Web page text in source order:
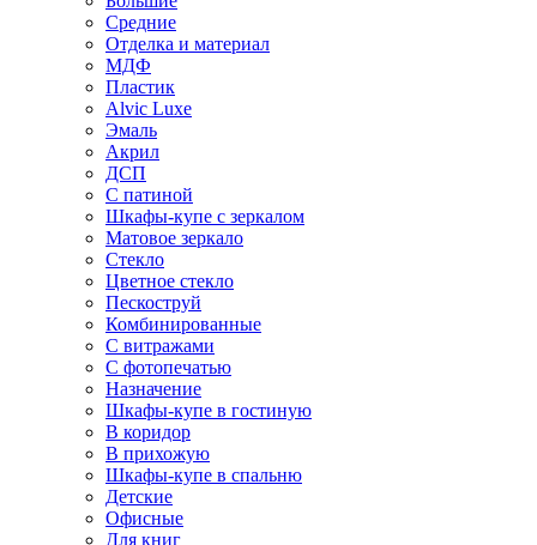
Средние
Отделка и материал
МДФ
Пластик
Alvic Luxe
Эмаль
Акрил
ДСП
С патиной
Шкафы-купе с зеркалом
Матовое зеркало
Стекло
Цветное стекло
Пескоструй
Комбинированные
С витражами
С фотопечатью
Назначение
Шкафы-купе в гостиную
В коридор
В прихожую
Шкафы-купе в спальню
Детские
Офисные
Для книг